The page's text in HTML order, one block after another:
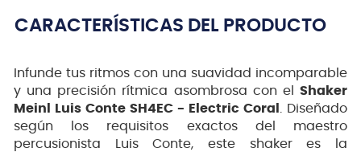
CARACTERÍSTICAS DEL PRODUCTO
Infunde tus ritmos con una suavidad incomparable
y una precisión rítmica asombrosa con el Shaker
Meinl Luis Conte SH4EC - Electric Coral
. Diseñado
según los requisitos exactos del maestro
percusionista Luis Conte, este shaker es la